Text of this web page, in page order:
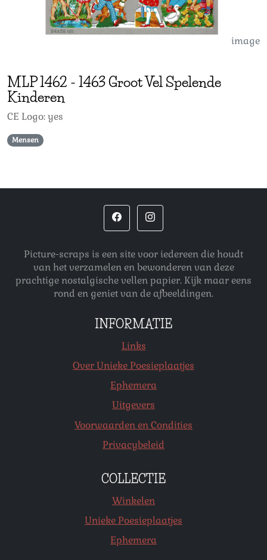
image
MLP1462 - 1463 Groot Vel Spelende
Kinderen
CE Logo: yes
Mensen
Picture-scraps is een site voor iedereen die houdt
van het verzamelen en bewonderen van deze
prachtige nostalgische vellen papier. Kijk maar eens
rond en geniet van de afbeeldingen.
INFORMATIE
Links
Over Unieke Poesieplaatjes
Ephemera
Uitgevers
Voorwaarden en Condities
Privacybeleid
COLLECTIE
Winkelen
Unieke Poesieplaatjes
Ephemera